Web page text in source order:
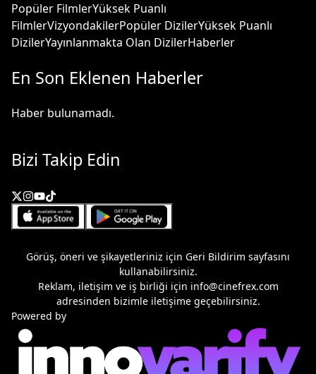
Popüler FilmlerYüksek Puanlı
FilmlerVizyondakilerPopüler DizilerYüksek Puanlı
DizilerYayınlanmakta Olan DizilerHaberler
En Son Eklenen Haberler
Haber bulunamadı.
Bizi Takip Edin
Görüş, öneri ve şikayetleriniz için Geri Bildirim sayfasını
kullanabilirsiniz.
Reklam, iletişim ve iş birliği için info@cinefrex.com
adresinden bizimle iletişime geçebilirsiniz.
Powered by